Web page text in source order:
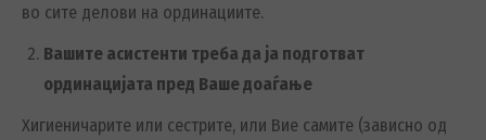
во сите делови на ординациите.
Вашите асистенти треба да ја подготват
ординацијата пред Ваше доаѓање
Хигиеничарите или сестрите, или Вие самите (зависно од